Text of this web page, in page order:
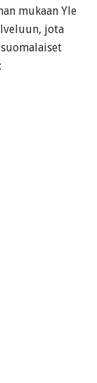
mukaan Yle
jota